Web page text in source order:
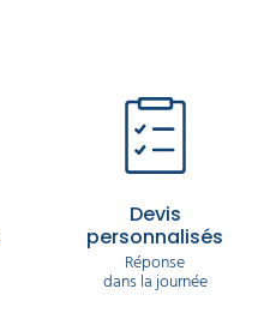
Devis
personnalisés
Réponse
dans la journée